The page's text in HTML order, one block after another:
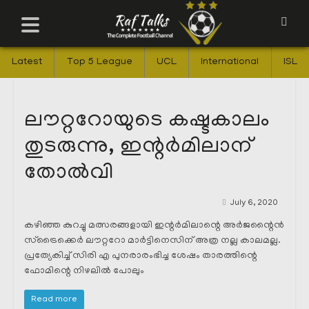
Latest Top 5 League UCL International ISL
ലൗറ്ററോയുടെ കഷ്ടകാലം
തുടരുന്നു, ഇന്റർമിലാന്
തോൽവി
July 6, 2020
കഴിഞ്ഞ കുറച്ചു മത്സരങ്ങളായി ഇന്റർമിലാന്റെ അർജന്റൈൻ
സ്ട്രൈക്കെർ ലൗറ്ററോ മാർട്ടിനെസിന് അത്ര നല്ല കാലമല്ല.
പ്രത്യേകിച്ച് സിരി എ പുനരാരംഭിച്ച ശേഷം താരത്തിന്റെ
ഫോമിന്റെ നിഴലിൽ പോലും
Read more